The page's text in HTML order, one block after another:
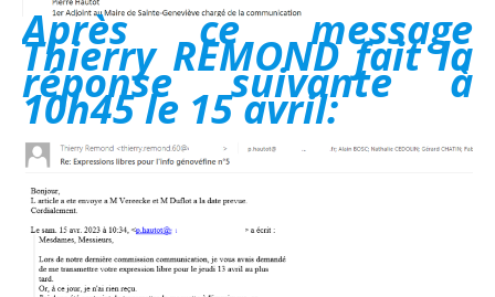
Après ce message
Thierry REMOND fait la
réponse suivante à
10h45 le 15 avril: